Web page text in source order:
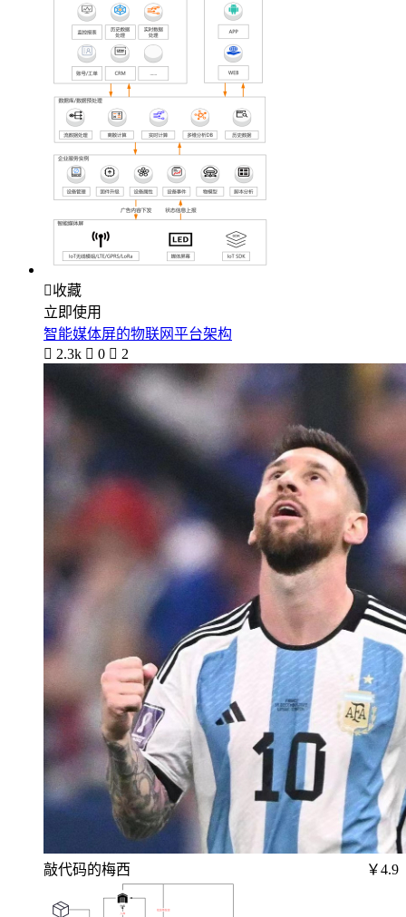
收藏
立即使用
智能媒体屏的物联网平台架构
 2.3k  0  2
敲代码的梅西 ￥4.9